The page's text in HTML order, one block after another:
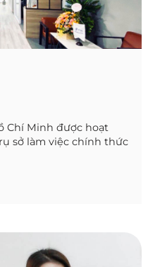
Chí Minh được hoạt
sở làm việc chính thức
vấn trực tiếp về
tại Philippines